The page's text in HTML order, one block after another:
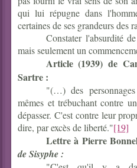
qui lui répugne dans
certaines de ses grandeurs des
Constater l'absurdité
mais seulement un
Article (1939) de
Sartre :
"(…) des
mêmes et trébuchant contre
dépasser. C'est contre leur
dire, par excès de liberté."[19]
Lettre à Pierre
de Sisyphe :